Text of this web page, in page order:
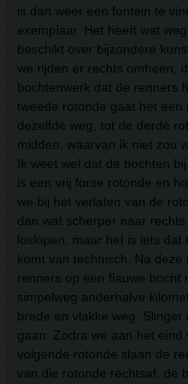
is dan weer een fontein te
exemplaar. Het heeft wat
beschikt over bijzondere
we rijden er rechts omheen,
bochtenwerk dat de renners
tweede rotonde gaat het
dezelfde weg, tot de derde
midden, waarvan ik niet zou
Ik weet wel dat de bochten
is een vrij forse rotonde en
we bij het verlaten van de
dan wat scherper naar
loslopen, maar het is iets
komt van technisch. Na
renners op een flauwe bocht
simpelweg anderhalve
brede en vlakke weg.
gaan. Zodra we aan het eind
volgende rotonde slaan de
van die rotonde rechtsaf, de